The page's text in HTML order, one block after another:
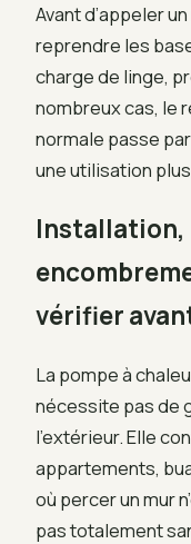
Avant d’appeler
reprendre les
charge de linge,
nombreux cas, le
normale passe
une utilisation
vérifier
La pompe à
nécessite pas de
l’extérieur. Elle
appartements,
où percer un mur
pas totalement